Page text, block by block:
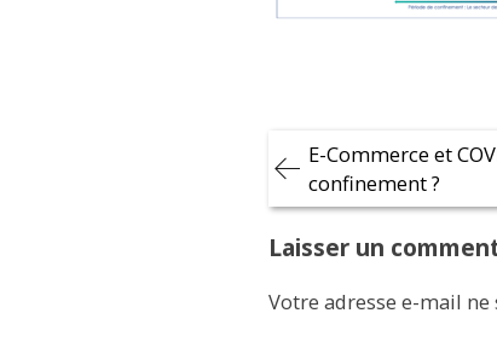
Navigation
de
l’article
E-Commerce et
confinement ?
Laisser un
Votre adresse e-mail ne